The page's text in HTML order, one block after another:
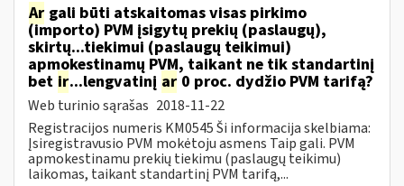
Ar gali būti atskaitomas visas pirkimo
(importo) PVM įsigytų prekių (paslaugų),
skirtų...tiekimui (paslaugų teikimui)
apmokestinamų PVM, taikant ne tik standartinį
bet ir...lengvatinį ar 0 proc. dydžio PVM tarifą?
Web turinio sąrašas 2018-11-22
Registracijos numeris KM0545 Ši informacija skelbiama:
Įsiregistravusio PVM mokėtoju asmens Taip gali. PVM
apmokestinamu prekių tiekimu (paslaugų teikimu)
laikomas, taikant standartinį PVM tarifą,...